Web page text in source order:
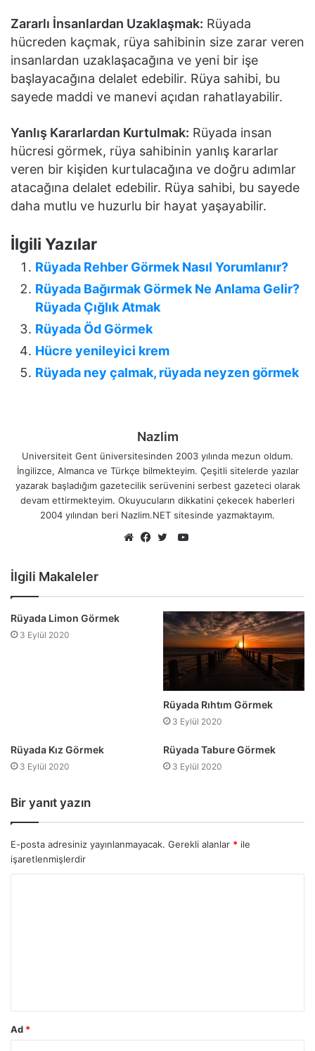
Zararlı İnsanlardan Uzaklaşmak: Rüyada
hücreden kaçmak, rüya sahibinin size zarar veren
insanlardan uzaklaşacağına ve yeni bir işe
başlayacağına delalet edebilir. Rüya sahibi, bu
sayede maddi ve manevi açıdan rahatlayabilir.
Yanlış Kararlardan Kurtulmak: Rüyada insan
hücresi görmek, rüya sahibinin yanlış kararlar
veren bir kişiden kurtulacağına ve doğru adımlar
atacağına delalet edebilir. Rüya sahibi, bu sayede
daha mutlu ve huzurlu bir hayat yaşayabilir.
İlgili Yazılar
Rüyada Rehber Görmek Nasıl Yorumlanır?
Rüyada Bağırmak Görmek Ne Anlama Gelir?
Rüyada Çığlık Atmak
Rüyada Öd Görmek
Hücre yenileyici krem
Rüyada ney çalmak, rüyada neyzen görmek
Nazlim
Universiteit Gent üniversitesinden 2003 yılında mezun oldum.
İngilizce, Almanca ve Türkçe bilmekteyim. Çeşitli sitelerde yazılar
yazarak başladığım gazetecilik serüvenini serbest gazeteci olarak
devam ettirmekteyim. Okuyucuların dikkatini çekecek haberleri
2004 yılından beri Nazlim.NET sitesinde yazmaktayım.
YouTube
İlgili Makaleler
Rüyada Limon Görmek
3 Eylül 2020
Rüyada Rıhtım Görmek
3 Eylül 2020
Rüyada Kız Görmek
3 Eylül 2020
Rüyada Tabure Görmek
3 Eylül 2020
Bir yanıt yazın
E-posta adresiniz yayınlanmayacak. Gerekli alanlar * ile
işaretlenmişlerdir
Ad *